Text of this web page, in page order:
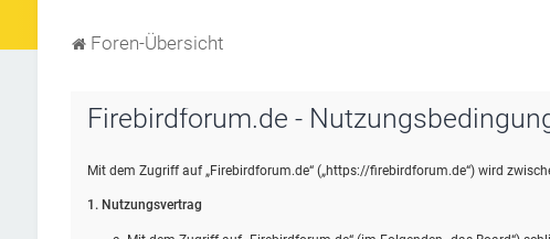
Foren-Übersicht
Firebirdforum.de -
Mit dem Zugriff auf „Firebirdforum.de“ („https://firebirdforum.de“) wird
1. Nutzungsvertrag